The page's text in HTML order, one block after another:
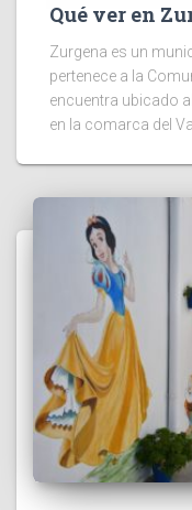
Qué ver en
Zurgena es un
pertenece a la
encuentra ubicado
en la comarca del